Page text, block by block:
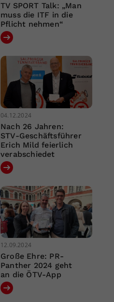
TV SPORT Talk: „Man
muss die ITF in die
Pflicht nehmen“
04.12.2024
Nach 26 Jahren:
STV-Geschäftsführer
Erich Mild feierlich
verabschiedet
12.09.2024
Große Ehre: PR-
Panther 2024 geht
an die ÖTV-App